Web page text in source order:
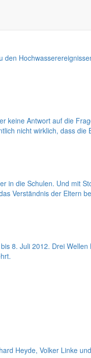
und lassen die
keine Antwort auf die
nicht wirklich, dass
die Schulen. Und mit
Verständnis der Eltern
8. Juli 2012. Drei
Heyde, Volker Linke